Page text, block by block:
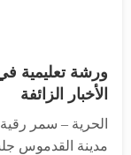
ورشة تعليمية
الأخبار الزائفة
الحرية – سمر
مدينة القدموس